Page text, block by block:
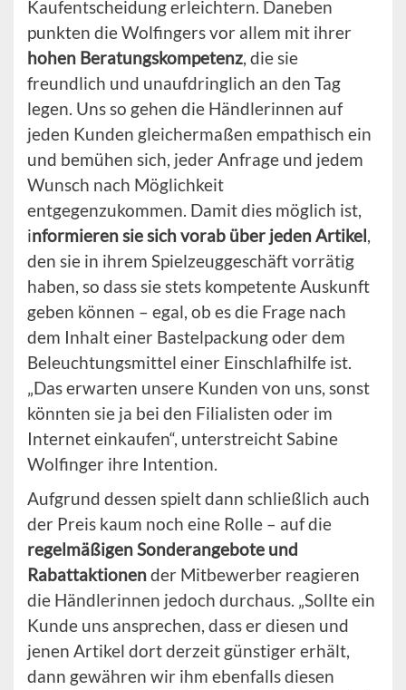
Kaufentscheidung erleichtern. Daneben
punkten die Wolfingers vor allem mit ihrer
hohen Beratungskompetenz, die sie
freundlich und unaufdringlich an den Tag
legen. Uns so gehen die Händlerinnen auf
jeden Kunden gleichermaßen empathisch ein
und bemühen sich, jeder Anfrage und jedem
Wunsch nach Möglichkeit
entgegenzukommen. Damit dies möglich ist,
informieren sie sich vorab über jeden Artikel,
den sie in ihrem Spielzeuggeschäft vorrätig
haben, so dass sie stets kompetente Auskunft
geben können – egal, ob es die Frage nach
dem Inhalt einer Bastelpackung oder dem
Beleuchtungsmittel einer Einschlafhilfe ist.
„Das erwarten unsere Kunden von uns, sonst
könnten sie ja bei den Filialisten oder im
Internet einkaufen“, unterstreicht Sabine
Wolfinger ihre Intention.
Aufgrund dessen spielt dann schließlich auch
der Preis kaum noch eine Rolle – auf die
regelmäßigen Sonderangebote und
Rabattaktionender Mitbewerber reagieren
die Händlerinnen jedoch durchaus. „Sollte ein
Kunde uns ansprechen, dass er diesen und
jenen Artikel dort derzeit günstiger erhält,
dann gewähren wir ihm ebenfalls diesen